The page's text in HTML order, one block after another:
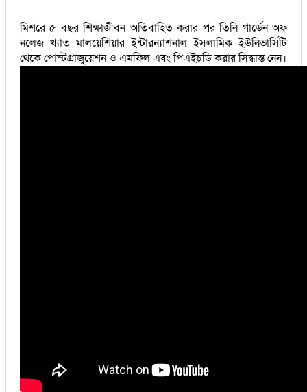
মিশরে ৫ বছর শিক্ষাজীবন অতিবাহিত করার পর তিনি গার্ডেন অফ
নলেজ খ্যাত মালয়েশিয়ার ইন্টারন্যাশনাল ইসলামিক ইউনিভার্সিটি
থেকে পোস্টগ্রাজুয়েশন ও এমফিল এবং পিএইচডি করার সিদ্ধান্ত নেন।